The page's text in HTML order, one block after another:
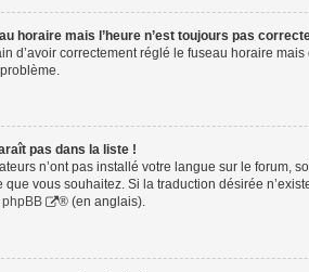
horaire mais l’heure n’est toujours pas
d’avoir correctement réglé le fuseau horaire
pas dans la liste !
n’ont pas installé votre langue sur le forum,
vous souhaitez. Si la traduction désirée
phpBB
® (en anglais).